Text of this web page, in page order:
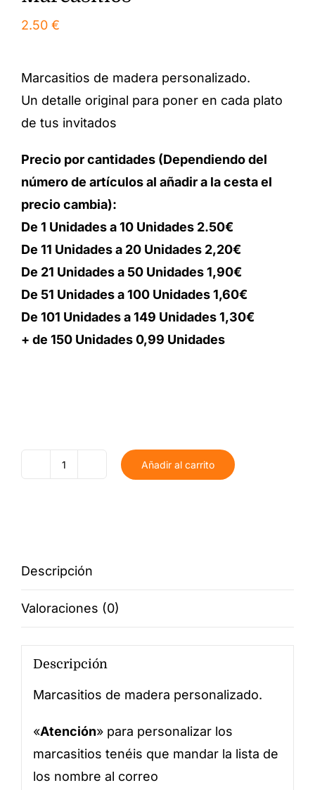
2.50 €
Marcasitios de madera personalizado.
Un detalle original para poner en cada plato
de tus invitados
Precio por cantidades (Dependiendo del
número de artículos al añadir a la cesta el
precio cambia):
De 1 Unidades a 10 Unidades 2.50€
De 11 Unidades a 20 Unidades 2,20€
De 21 Unidades a 50 Unidades 1,90€
De 51 Unidades a 100 Unidades 1,60€
De 101 Unidades a 149 Unidades 1,30€
+ de 150 Unidades 0,99 Unidades
Marcasitios
Añadir al carrito
Descripción
Valoraciones (0)
Descripción
Marcasitios de madera personalizado.
«Atención» para personalizar los
marcasitios tenéis que mandar la lista de
los nombre al correo